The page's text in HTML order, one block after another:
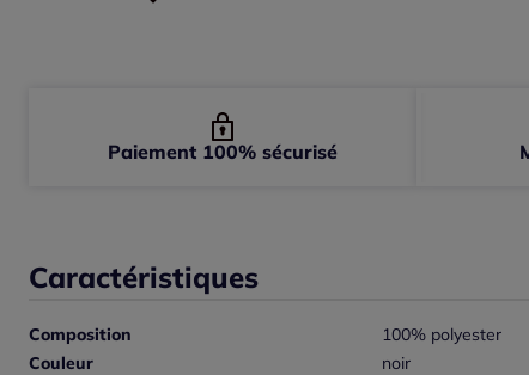
Caractéristiques
Composition
100% polyester
Couleur
noir
Paiement 100% sécurisé